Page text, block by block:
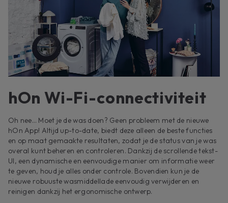
hOn Wi-Fi-connectiviteit
Oh nee… Moet je de was doen? Geen probleem met de nieuwe
hOn App! Altijd up-to-date, biedt deze alleen de beste functies
en op maat gemaakte resultaten, zodat je de status van je was
overal kunt beheren en controleren. Dankzij de scrollende tekst-
UI, een dynamische en eenvoudige manier om informatie weer
te geven, houd je alles onder controle. Bovendien kun je de
nieuwe robuuste wasmiddellade eenvoudig verwijderen en
reinigen dankzij het ergonomische ontwerp.